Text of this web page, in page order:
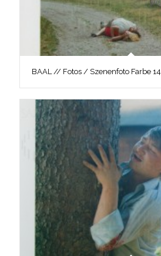
BAAL // Fotos / Szenenfoto Farbe 14